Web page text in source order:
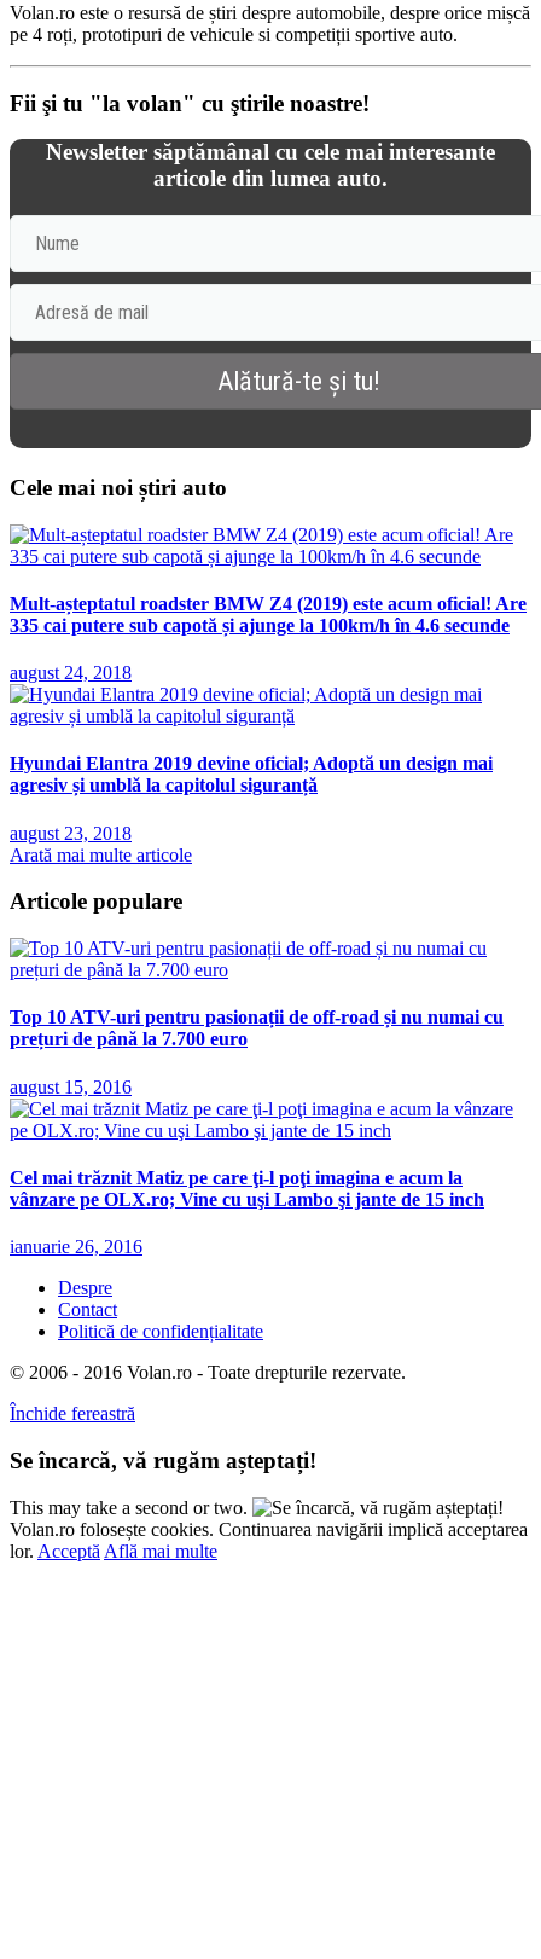
Volan.ro este o resursă de știri despre automobile, despre orice mișcă
pe 4 roți, prototipuri de vehicule si competiții sportive auto.
Fii şi tu "la volan" cu ştirile noastre!
Newsletter săptămânal cu cele mai interesante
articole din lumea auto.
Cele mai noi știri auto
Mult-așteptatul roadster BMW Z4 (2019) este acum oficial! Are
335 cai putere sub capotă și ajunge la 100km/h în 4.6 secunde
august 24, 2018
Hyundai Elantra 2019 devine oficial; Adoptă un design mai
agresiv și umblă la capitolul siguranță
august 23, 2018
Arată mai multe articole
Articole populare
Top 10 ATV-uri pentru pasionații de off-road și nu numai cu
prețuri de până la 7.700 euro
august 15, 2016
Cel mai trăznit Matiz pe care ţi-l poţi imagina e acum la
vânzare pe OLX.ro; Vine cu uşi Lambo şi jante de 15 inch
ianuarie 26, 2016
Despre
Contact
Politică de confidențialitate
© 2006 - 2016 Volan.ro - Toate drepturile rezervate.
Închide fereastră
Se încarcă, vă rugăm așteptați!
This may take a second or two.
Volan.ro folosește cookies. Continuarea navigării implică acceptarea
lor. Acceptă Află mai multe